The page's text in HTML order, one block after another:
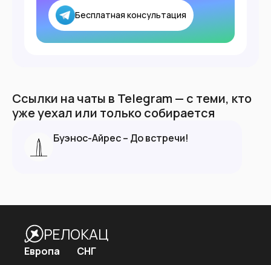
Бесплатная консультация
Ссылки на чаты в Telegram — с теми, кто
уже уехал или только собирается
Буэнос-Айрес – До встречи!
РЕЛОКАЦ
Европа СНГ